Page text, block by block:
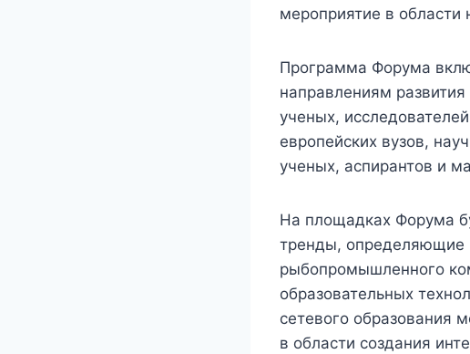
мероприятие в области
Программа Форума
направлениям
ученых,
европейских вузов,
ученых, аспирантов и
На площадках Форума
тренды, определяющие
рыбопромышленного
образовательных
сетевого образования
в области создания